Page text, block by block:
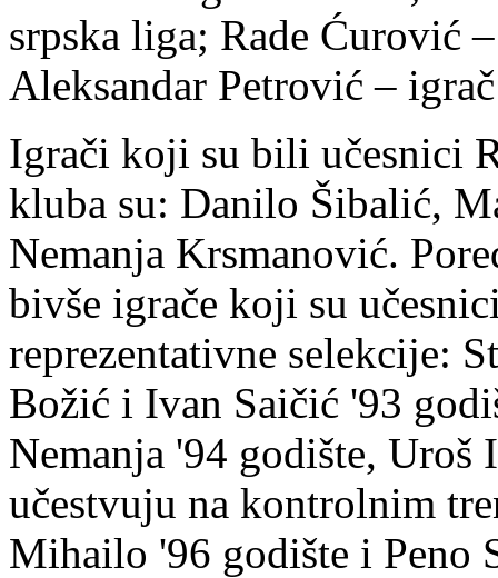
srpska liga; Rade Ćurović
Aleksandar Petrović –
Igrači koji su bili učesnici
kluba su: Danilo Šibalić,
Nemanja Krsmanović.
bivše igrače koji su
reprezentativne selekcije:
Božić i Ivan Saičić '93
Nemanja '94 godište,
učestvuju na kontrolnim
Mihailo '96 godište i Peno